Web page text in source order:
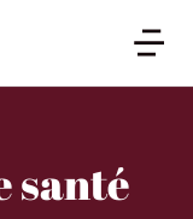
santé